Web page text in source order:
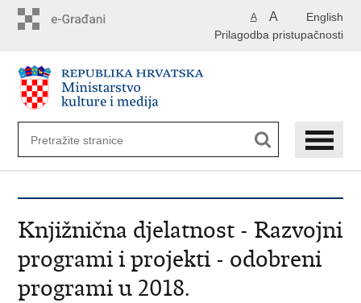
English
A A
Prilagodba pristupačnosti
Knjižnična djelatnost - Razvojni
programi i projekti - odobreni
programi u 2018.